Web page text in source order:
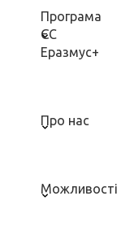
Програма
ЄС
Еразмус+
Про нас
Можливості